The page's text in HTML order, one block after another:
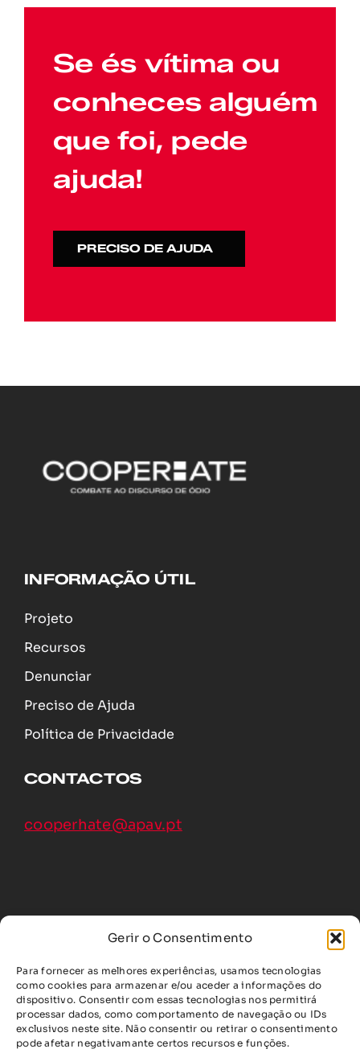
Gerir o Consentimento
Para fornecer as melhores experiências, usamos tecnologias
como cookies para armazenar e/ou aceder a informações do
dispositivo. Consentir com essas tecnologias nos permitirá
processar dados, como comportamento de navegação ou IDs
exclusivos neste site. Não consentir ou retirar o consentimento
pode afetar negativamante certos recursos e funções.
Se és vítima ou
conheces alguém
que foi, pede
ajuda!
PRECISO DE AJUDA
INFORMAÇÃO ÚTIL
Projeto
Recursos
Denunciar
Preciso de Ajuda
Política de Privacidade
CONTACTOS
cooperhate@apav.pt
COOPERHATE, ao abrigo do Grant Agreement Nº.
101213938, foi fundada pela União Europeia.
As opiniões e pontos de vista são, no entanto,